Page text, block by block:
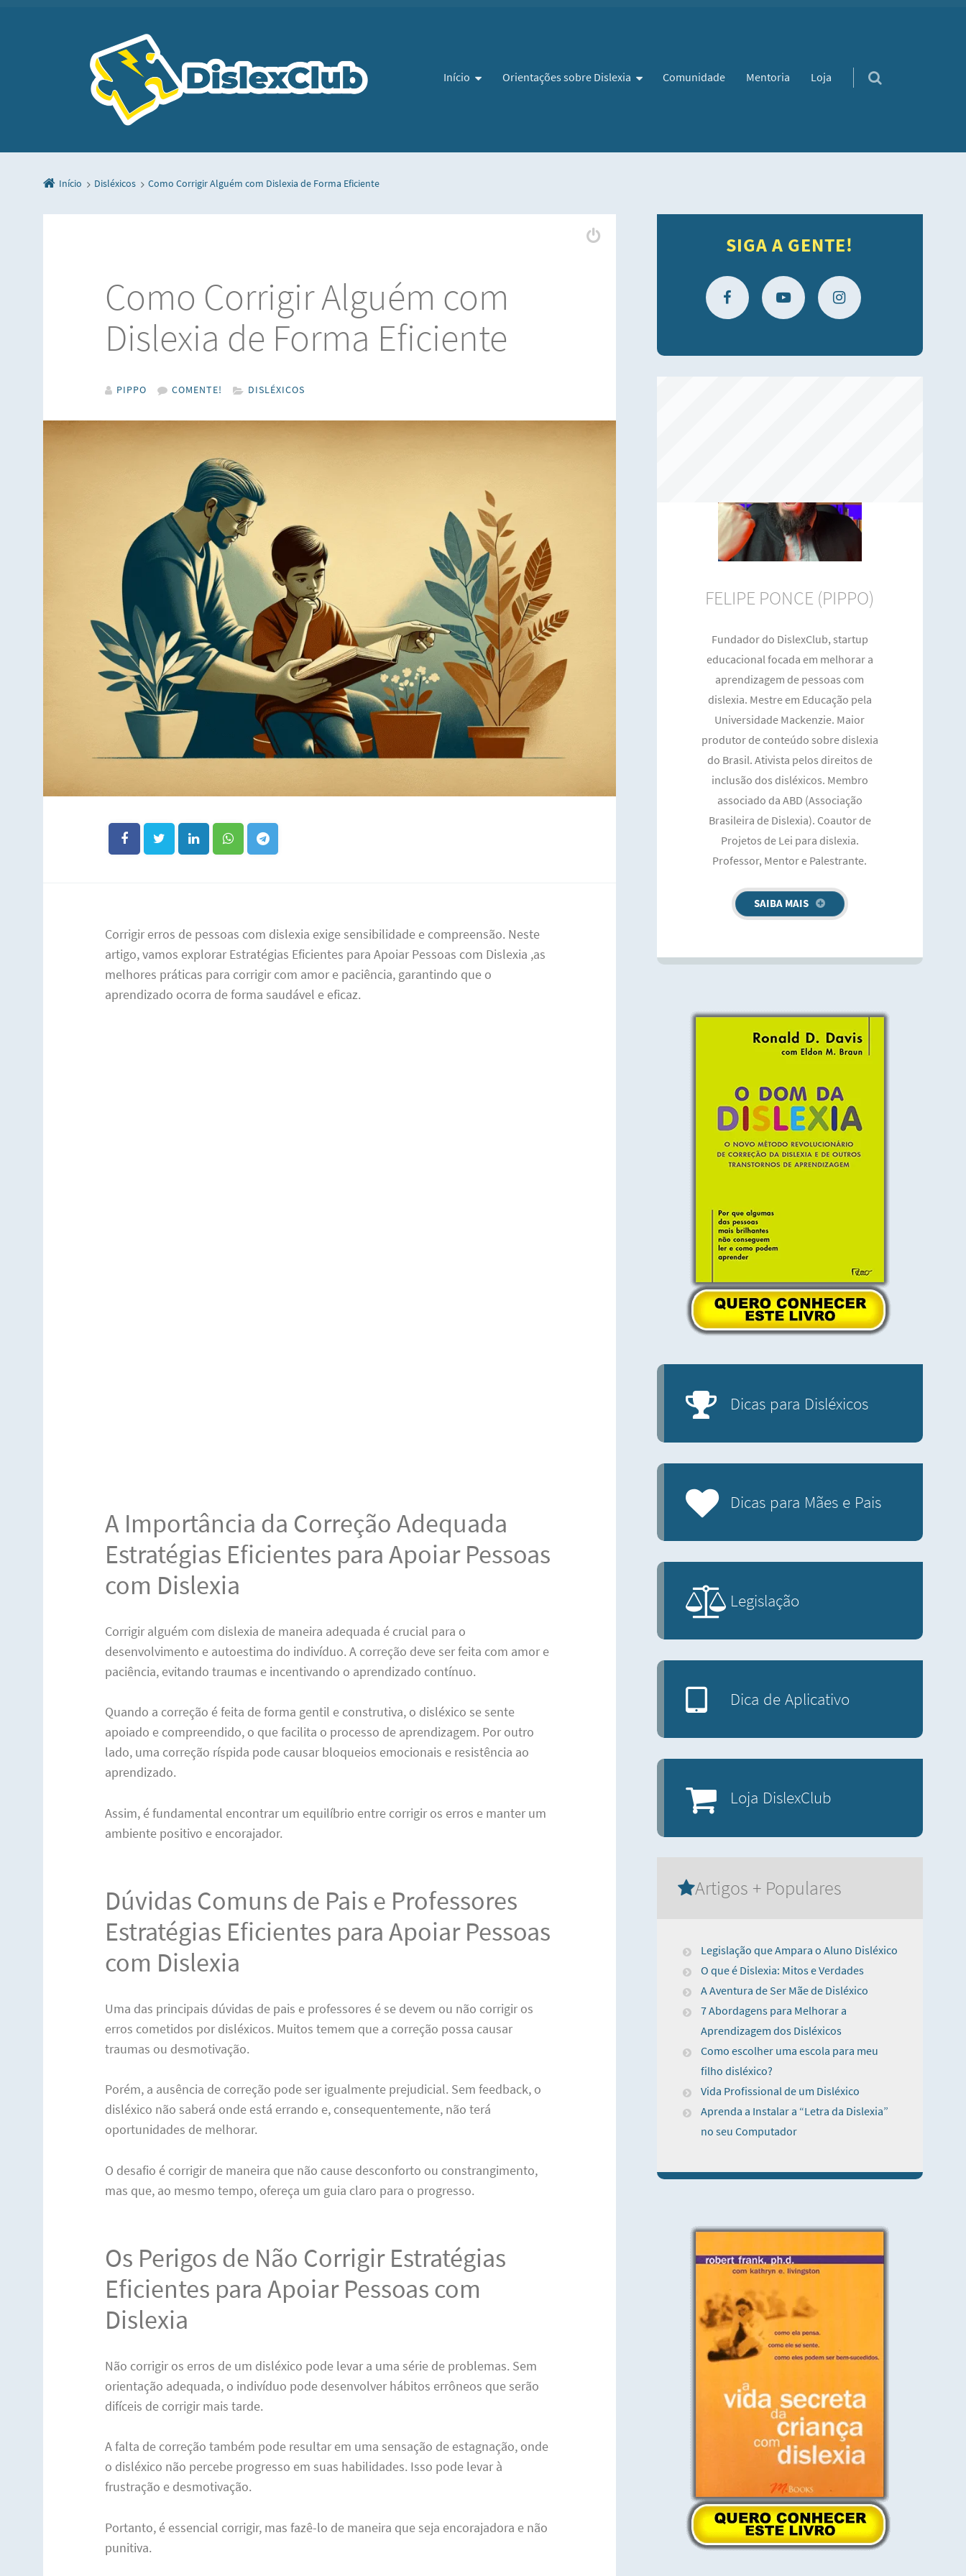
Pular para o conteúdo
Início Orientações sobre Dislexia Comunidade Mentoria Loja
Início Disléxicos Como Corrigir Alguém com Dislexia de Forma Eficiente
Como Corrigir Alguém com
Dislexia de Forma Eficiente
PIPPO COMENTE! DISLÉXICOS
Corrigir erros de pessoas com dislexia exige sensibilidade e compreensão. Neste
artigo, vamos explorar Estratégias Eficientes para Apoiar Pessoas com Dislexia ,as
melhores práticas para corrigir com amor e paciência, garantindo que o
aprendizado ocorra de forma saudável e eficaz.
A Importância da Correção Adequada
Estratégias Eficientes para Apoiar Pessoas
com Dislexia
Corrigir alguém com dislexia de maneira adequada é crucial para o
desenvolvimento e autoestima do indivíduo. A correção deve ser feita com amor e
paciência, evitando traumas e incentivando o aprendizado contínuo.
Quando a correção é feita de forma gentil e construtiva, o disléxico se sente
apoiado e compreendido, o que facilita o processo de aprendizagem. Por outro
lado, uma correção ríspida pode causar bloqueios emocionais e resistência ao
aprendizado.
Assim, é fundamental encontrar um equilíbrio entre corrigir os erros e manter um
ambiente positivo e encorajador.
Dúvidas Comuns de Pais e Professores
Estratégias Eficientes para Apoiar Pessoas
com Dislexia
Uma das principais dúvidas de pais e professores é se devem ou não corrigir os
erros cometidos por disléxicos. Muitos temem que a correção possa causar
traumas ou desmotivação.
Porém, a ausência de correção pode ser igualmente prejudicial. Sem feedback, o
disléxico não saberá onde está errando e, consequentemente, não terá
oportunidades de melhorar.
O desafio é corrigir de maneira que não cause desconforto ou constrangimento,
mas que, ao mesmo tempo, ofereça um guia claro para o progresso.
Os Perigos de Não Corrigir Estratégias
Eficientes para Apoiar Pessoas com
Dislexia
Não corrigir os erros de um disléxico pode levar a uma série de problemas. Sem
orientação adequada, o indivíduo pode desenvolver hábitos errôneos que serão
difíceis de corrigir mais tarde.
A falta de correção também pode resultar em uma sensação de estagnação, onde
o disléxico não percebe progresso em suas habilidades. Isso pode levar à
frustração e desmotivação.
Portanto, é essencial corrigir, mas fazê-lo de maneira que seja encorajadora e não
punitiva.
SIGA A GENTE!
FELIPE PONCE (PIPPO)
Fundador do DislexClub, startup
educacional focada em melhorar a
aprendizagem de pessoas com
dislexia. Mestre em Educação pela
Universidade Mackenzie. Maior
produtor de conteúdo sobre dislexia
do Brasil. Ativista pelos direitos de
inclusão dos disléxicos. Membro
associado da ABD (Associação
Brasileira de Dislexia). Coautor de
Projetos de Lei para dislexia.
Professor, Mentor e Palestrante.
SAIBA MAIS
Dicas para Disléxicos
Dicas para Mães e Pais
Legislação
Dica de Aplicativo
Loja DislexClub
Artigos + Populares
Legislação que Ampara o Aluno Disléxico
O que é Dislexia: Mitos e Verdades
A Aventura de Ser Mãe de Disléxico
7 Abordagens para Melhorar a
Aprendizagem dos Disléxicos
Como escolher uma escola para meu
filho disléxico?
Vida Profissional de um Disléxico
Aprenda a Instalar a “Letra da Dislexia”
no seu Computador